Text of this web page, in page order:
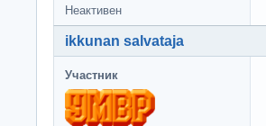
Неактивен
ikkunan salvataja
Участник